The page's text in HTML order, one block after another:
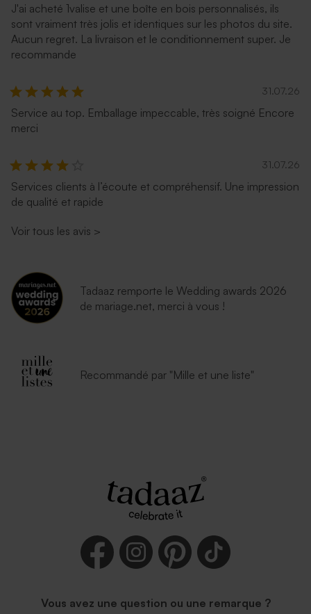
J'ai acheté 1valise et une boîte en bois personnalisés, ils
sont vraiment très jolis et identiques sur les photos du site.
Aucun regret. La livraison et le conditionnement super. Je
recommande
31.07.26
Service au top. Emballage impeccable, très soigné Encore
merci
31.07.26
Services clients à l’écoute et compréhensif. Une impression
de qualité et rapide
Voir tous les avis >
Tadaaz remporte le Wedding awards 2026
de mariage.net, merci à vous !
Recommandé par "Mille et une liste"
Vous avez une question ou une remarque ?